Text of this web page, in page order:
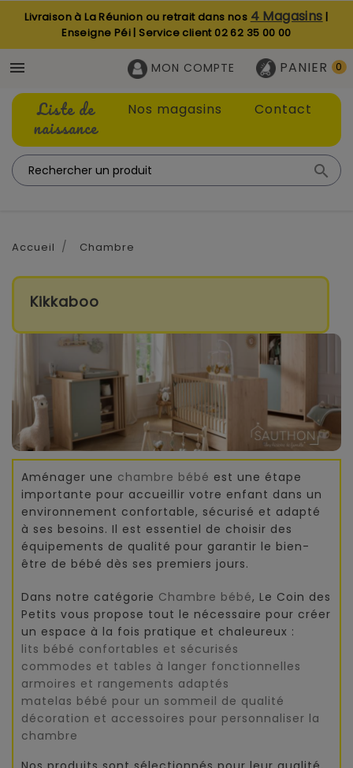
Livraison à La Réunion ou retrait dans nos 4 Magasins |
Enseigne Péi | Service client02 62 35 00 00
 PANIER 0
MON COMPTE
Liste de
naissance
Nos magasins Contact

Accueil Chambre
Kikkaboo
Aménager une chambre bébé est une étape
importante pour accueillir votre enfant dans un
environnement confortable, sécurisé et adapté
à ses besoins. Il est essentiel de choisir des
équipements de qualité pour garantir le bien-
être de bébé dès ses premiers jours.
Dans notre catégorie Chambre bébé, Le Coin des
Petits vous propose tout le nécessaire pour créer
un espace à la fois pratique et chaleureux :
lits bébé confortables et sécurisés
commodes et tables à langer fonctionnelles
armoires et rangements adaptés
matelas bébé pour un sommeil de qualité
décoration et accessoires pour personnaliser la
chambre